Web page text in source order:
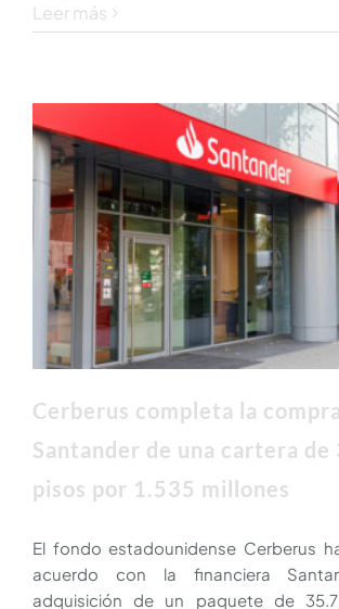
Leer más
Cerberus completa la
Santander de una cartera de
pisos por 1.535 millones
El fondo estadounidense Cerberus
acuerdo con la financiera
adquisición de un paquete de